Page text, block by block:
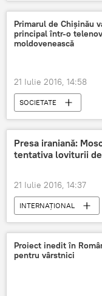
Primarul de Chișinău
principal într-o
moldovenească
21 Iulie 2016, 14:58
SOCIETATE
Presa iraniană:
tentativa loviturii
21 Iulie 2016, 14:37
INTERNAŢIONAL
Proiect inedit în
pentru vârstnici